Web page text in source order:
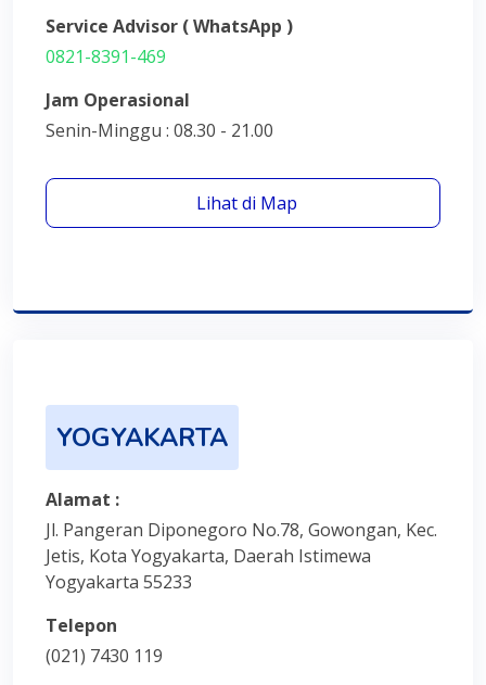
Service Advisor ( WhatsApp )
0821-8391-469
Jam Operasional
Senin-Minggu : 08.30 - 21.00
Lihat di Map
YOGYAKARTA
Alamat :
Jl. Pangeran Diponegoro No.78, Gowongan, Kec.
Jetis, Kota Yogyakarta, Daerah Istimewa
Yogyakarta 55233
Telepon
(021) 7430 119